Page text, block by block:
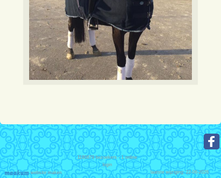
website maken
1180879bezoekers - 1 online
login
laatste wijziging: 22-06-2026